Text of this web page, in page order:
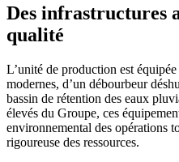
Des infrastructures
qualité
L’unité de production est
modernes, d’un débourbeur
bassin de rétention des eaux
élevés du Groupe, ces
environnemental des opérations
rigoureuse des ressources.